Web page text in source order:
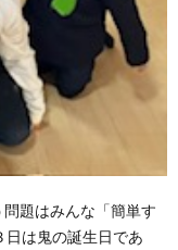
題はみんな「簡単す
日は鬼の誕生日であ